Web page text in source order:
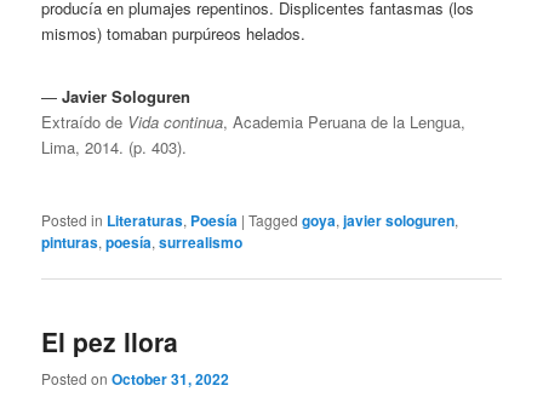
producía en plumajes repentinos. Displicentes fantasmas (los
mismos) tomaban purpúreos helados.
—Javier Sologuren
Extraído de Vida continua, Academia Peruana de la Lengua,
Lima, 2014. (p. 403).
Posted in Literaturas, Poesía |Tagged goya,javier sologuren,
pinturas,poesía,surrealismo
El pez llora
Posted onOctober 31, 2022